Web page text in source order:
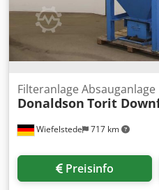
Wiefelstede 717 km
Filteranlage Absauganlage
Donaldson Torit
Preisinfo